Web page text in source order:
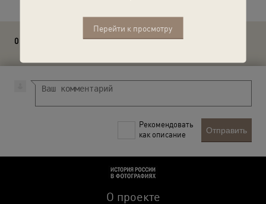
Перейти к просмотру
0 комментариев
Рекомендовать
как описание
Отправить
О проекте